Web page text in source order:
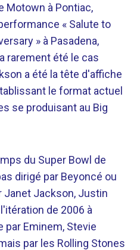
Motown à Pontiac,
« Salute to
» à Pasadena,
rarement été le cas
a été la tête d'affiche
le format actuel
se produisant au Big
du Super Bowl de
dirigé par Beyoncé ou
Janet Jackson, Justin
de 2006 à
par Eminem, Stevie
par les Rolling Stones